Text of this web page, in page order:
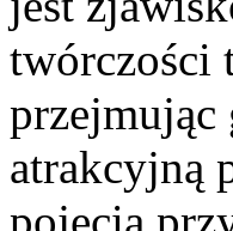
twórczości
przejmując
atrakcyjną